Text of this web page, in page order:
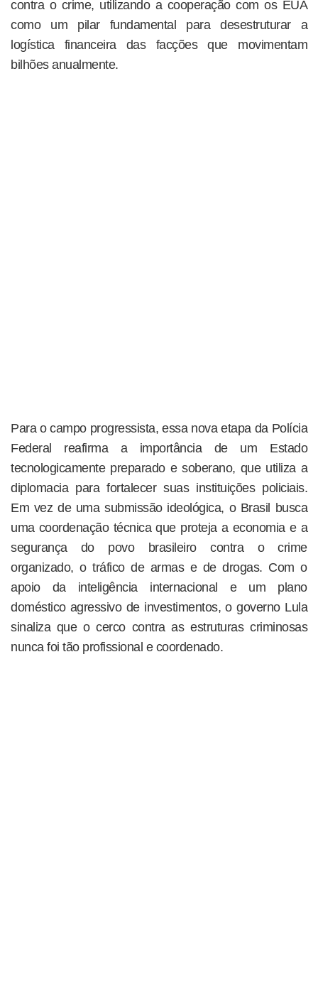
contra o crime, utilizando a cooperação com os EUA
como um pilar fundamental para desestruturar a
logística financeira das facções que movimentam
bilhões anualmente.
Para o campo progressista, essa nova etapa da Polícia
Federal reafirma a importância de um Estado
tecnologicamente preparado e soberano, que utiliza a
diplomacia para fortalecer suas instituições policiais.
Em vez de uma submissão ideológica, o Brasil busca
uma coordenação técnica que proteja a economia e a
segurança do povo brasileiro contra o crime
organizado, o tráfico de armas e de drogas. Com o
apoio da inteligência internacional e um plano
doméstico agressivo de investimentos, o governo Lula
sinaliza que o cerco contra as estruturas criminosas
nunca foi tão profissional e coordenado.